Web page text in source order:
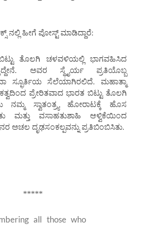
ನಲ್ಲಿ ಹೀಗೆ ಪೋಸ್ಟ್ ಮಾಡಿದ್ದಾರೆ:
ತೊಲಗಿ ಚಳವಳಿಯಲ್ಲಿ ಭಾಗವಹಿಸಿದ
ಅವರ ಸ್ಥೈರ್ಯ ಪ್ರತಿಯೊಬ್ಬ
ಸ್ಫೂರ್ತಿಯ ಸೆಲೆಯಾಗಿರಲಿದೆ. ಮಹಾತ್ಮಾ
ಪ್ರೇರಿತವಾದ ಭಾರತ ಬಿಟ್ಟು ತೊಲಗಿ
ಸ್ವಾತಂತ್ರ್ಯ ಹೋರಾಟಕ್ಕೆ ಹೊಸ
ಮತ್ತು ವಸಾಹತುಶಾಹಿ ಆಳ್ವಿಕೆಯಿಂದ
ಅಚಲ ದೃಢಸಂಕಲ್ಪವನ್ನು ಪ್ರತಿಬಿಂಬಿಸಿತು.
*****
all those who